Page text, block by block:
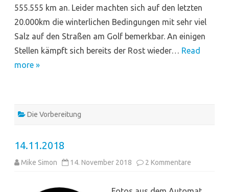
555.555 km an. Leider machten sich auf den letzten
20.000km die winterlichen Bedingungen mit sehr viel
Salz auf den Straßen am Golf bemerkbar. An einigen
Stellen kämpft sich bereits der Rost wieder… Read
more »
Die Vorbereitung
14.11.2018
Mike Simon 14. November 2018 2 Kommentare